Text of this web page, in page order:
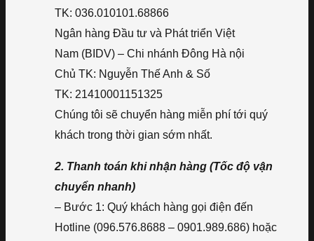
TK: 036.010101.68866
Ngân hàng Đầu tư và Phát triển Việt
Nam (BIDV) – Chi nhánh Đông Hà nội
Chủ TK: Nguyễn Thế Anh & Số
TK: 21410001151325
Chúng tôi sẽ chuyển hàng miễn phí tới quý
khách trong thời gian sớm nhất.
2. Thanh toán khi nhận hàng (Tốc độ vận
chuyển nhanh)
– Bước 1: Quý khách hàng gọi điện đến
Hotline (096.576.8688 – 0901.989.686) hoặc